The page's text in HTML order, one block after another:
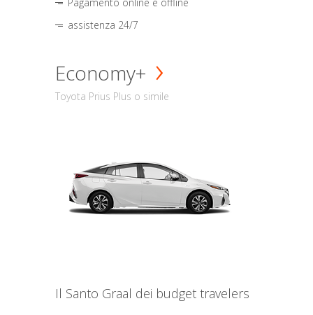
assistenza 24/7
Economy+
Toyota Prius Plus o simile
Il Santo Graal dei budget travelers